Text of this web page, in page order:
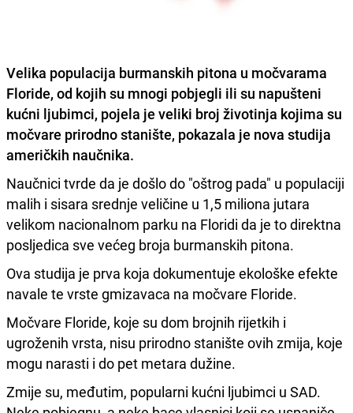
Velika populacija burmanskih pitona u močvarama
Floride, od kojih su mnogi pobjegli ili su napušteni
kućni ljubimci, pojela je veliki broj životinja kojima su
močvare prirodno stanište, pokazala je nova studija
američkih naučnika.
Naučnici tvrde da je došlo do "oštrog pada" u populaciji
malih i sisara srednje veličine u 1,5 miliona jutara
velikom nacionalnom parku na Floridi da je to direktna
posljedica sve većeg broja burmanskih pitona.
Ova studija je prva koja dokumentuje ekološke efekte
navale te vrste gmizavaca na močvare Floride.
Močvare Floride, koje su dom brojnih rijetkih i
ugroženih vrsta, nisu prirodno stanište ovih zmija, koje
mogu narasti i do pet metara dužine.
Zmije su, međutim, popularni kućni ljubimci u SAD.